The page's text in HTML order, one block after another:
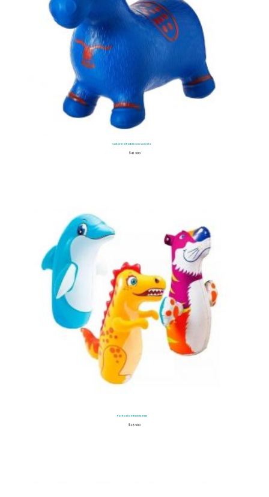
Saltarin inflable con sonido
$43.500
Porfiado Inflable Intex
$26.500